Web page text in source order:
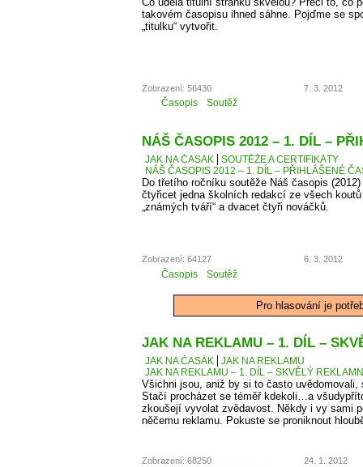
takovém časopisu ihned sáhne. Pojďme se
„titulku“ vytvořit.
Zobrazení: 56430 7. 3. 2012
Časopis Soutěž
NÁŠ ČASOPIS 2012 – 1. DÍL –
JAK NA ČASÁK
SOUTĚŽE A CERTIFIKÁTY
NÁŠ ČASOPIS 2012 – 1. DÍL – PŘIHLÁŠENÉ
Do třetího ročníku soutěže Náš časopis
čtyřicet jedna školních redakcí ze všech
„známých tváří“ a dvacet čtyři nováčků.
Zobrazení: 64127 6. 3. 2012
Časopis Soutěž
Pro hlasování je
JAK NA REKLAMU – 1. DÍL –
JAK NA ČASÁK
JAK NA REKLAMU
JAK NA REKLAMU – 1. DÍL – SKVĚLÝ
Všichni jsou, aniž by si to často
Stačí procházet se téměř kdekoli…a
zkoušejí vyvolat zvědavost. Někdy i vy sami
něčemu reklamu. Pokuste se proniknout
Zobrazení: 68250 24. 1. 2012